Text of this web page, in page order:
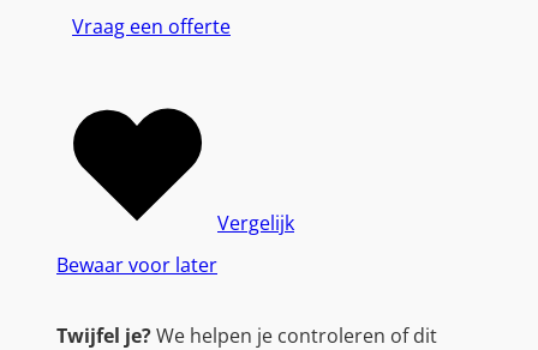
Vraag een offerte
Bewaar voor later
Vergelijk
Twijfel je?We helpen je controleren of dit